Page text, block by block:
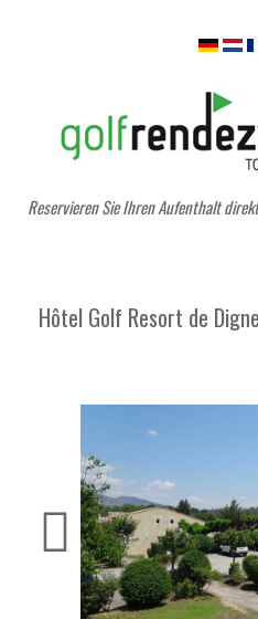
Reservieren Sie Ihren Aufenthalt direkt
Hôtel Golf Resort de